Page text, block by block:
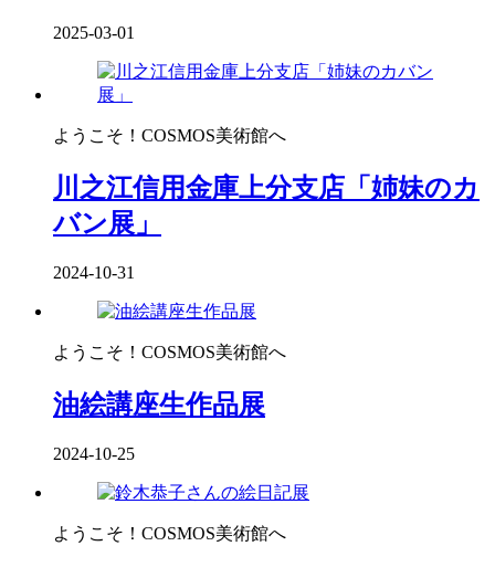
2025-03-01
ようこそ！COSMOS美術館へ
川之江信用金庫上分支店「姉妹のカ
バン展」
2024-10-31
ようこそ！COSMOS美術館へ
油絵講座生作品展
2024-10-25
ようこそ！COSMOS美術館へ